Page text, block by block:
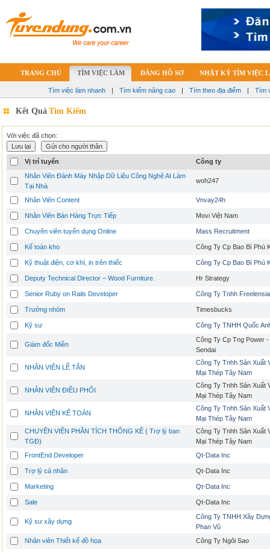
TRANG CHỦ TÌM VIỆC LÀM ĐĂNG HỒ SƠ NHẬT KÝ TÌM VIỆC
Tìm việc làm nhanh | Tìm kiếm nâng cao | Tìm theo địa điểm | Tìm
Kết Quả Tìm Kiếm
Với việc đã chọn:
Vị trí tuyển
Công ty
Nhân Viên Đánh Máy Nhập Dữ Liệu Công Nghệ AI Làm
Tại Nhà
woh247
Nhân Viên Content Vnvay24h
Nhân Viên Bán Hàng Trực Tiếp Movi Việt Nam
Chuyên viên tuyển dụng Online Mass Recruitment
Kế toán kho Công Ty Cp Bao Bì Phú
Kỹ thuật điện, cơ khí, in trên thiếc Công Ty Cp Bao Bì Phú
Deputy Technical Director – Wood Furniture. Hr Strategy
Senior Ruby on Rails Developer Công Ty Tnhh Freelensia
Trưởng nhóm Timesbucks
Kỹ sư Công Ty TNHH Quốc
Giám đốc Miền
Công Ty Cp Tng Power
Sendai
NHÂN VIÊN LỄ TÂN
Công Ty Tnhh Sản Xuất
Mại Thép Tây Nam
NHÂN VIÊN ĐIỀU PHỐI
Công Ty Tnhh Sản Xuất
Mại Thép Tây Nam
NHÂN VIÊN KẾ TOÁN
Công Ty Tnhh Sản Xuất
Mại Thép Tây Nam
CHUYÊN VIÊN PHÂN TÍCH THỐNG KÊ ( Trợ lý ban
TGĐ)
Công Ty Tnhh Sản Xuất
Mại Thép Tây Nam
FrontEnd Developer
Qt-Data Inc
Trợ lý cá nhân Qt-Data Inc
Marketing Qt-Data Inc
Sale Qt-Data Inc
Kỹ sư xây dựng
Công Ty TNHH Xây
Phan Vũ
Nhân viên Thiết kế đồ họa
Công Ty Ngôi Sao